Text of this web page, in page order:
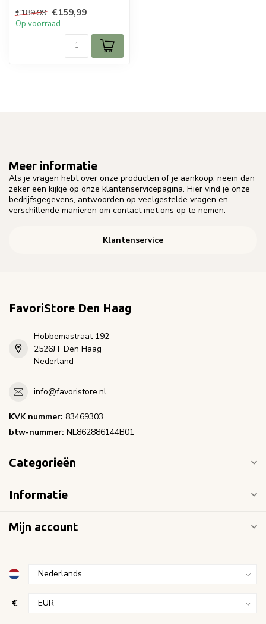
bord...
€189,99 €159,99
Op voorraad
Meer informatie
Als je vragen hebt over onze producten of je aankoop, neem dan
zeker een kijkje op onze klantenservicepagina. Hier vind je onze
bedrijfsgegevens, antwoorden op veelgestelde vragen en
verschillende manieren om contact met ons op te nemen.
Klantenservice
FavoriStore Den Haag
Hobbemastraat 192
2526JT Den Haag
Nederland
info@favoristore.nl
KVK nummer: 83469303
btw-nummer: NL862886144B01
Categorieën
Informatie
Mijn account
€